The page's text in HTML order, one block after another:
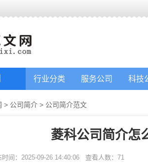
行业分类 服务公司 科技
> 公司简介 > 公司简介范文
菱科公司简介怎
时间：2025-09-26 14:40:06 查看人数： 71